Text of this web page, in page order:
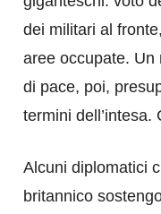
dei militari al
aree occupate. Un
di pace, poi,
termini dell’intesa.
Alcuni diplomatici
britannico